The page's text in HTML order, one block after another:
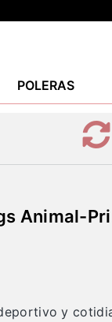
POLERAS
Animal-
y